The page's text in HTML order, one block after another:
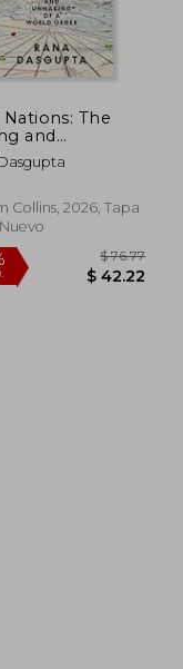
40%
dcto.
The
and
of a World
Collins, 2026, Tapa